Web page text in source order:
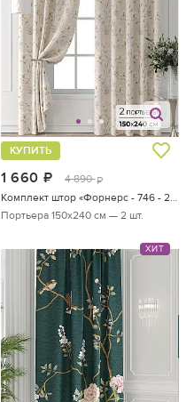
1 660 руб.
4 890 руб.
КУПИТЬ
Портьера 150х240 см — 2 шт.
ХИТ